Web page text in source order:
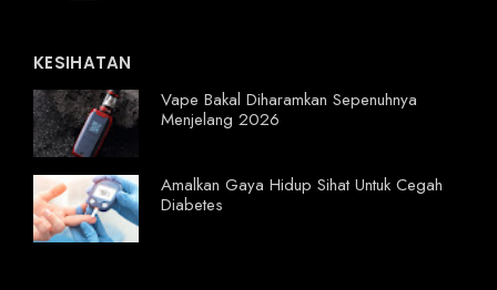
KESIHATAN
Vape Bakal Diharamkan Sepenuhnya
Menjelang 2026
Amalkan Gaya Hidup Sihat Untuk Cegah
Diabetes